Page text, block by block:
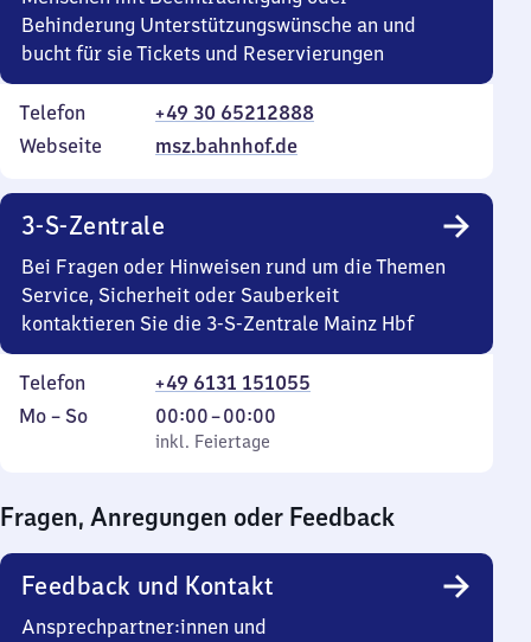
Behinderung Unterstützungswünsche an und
bucht für sie Tickets und Reservierungen
Telefon
+49 30 65212888
Webseite
msz.bahnhof.de
3-S-Zentrale
Bei Fragen oder Hinweisen rund um die Themen
Service, Sicherheit oder Sauberkeit
kontaktieren Sie die 3-S-Zentrale Mainz Hbf
Telefon
+49 6131 151055
Montag
Mo – So,
inkl. Feiertage
00:00–00:00
Von
0
0
Uhr
inkl. Feiertage
Fragen, Anregungen oder Feedback
Feedback und Kontakt
Ansprechpartner:innen und